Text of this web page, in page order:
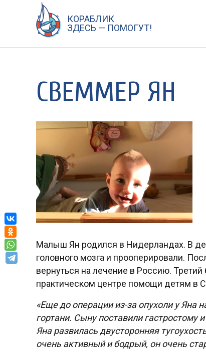
содержанию
КОРАБЛИК
ЗДЕСЬ — ПОМОГУТ!
СВЕММЕР ЯН
Малыш Ян родился в Нидерландах. В
головного мозга и прооперировали.
вернуться на лечение в Россию.
практическом центре помощи детям в
«Еще до операции из-за опухоли у Яна
гортани. Сыну поставили гастростому
Яна развилась двусторонняя
очень активный и бодрый, он очень